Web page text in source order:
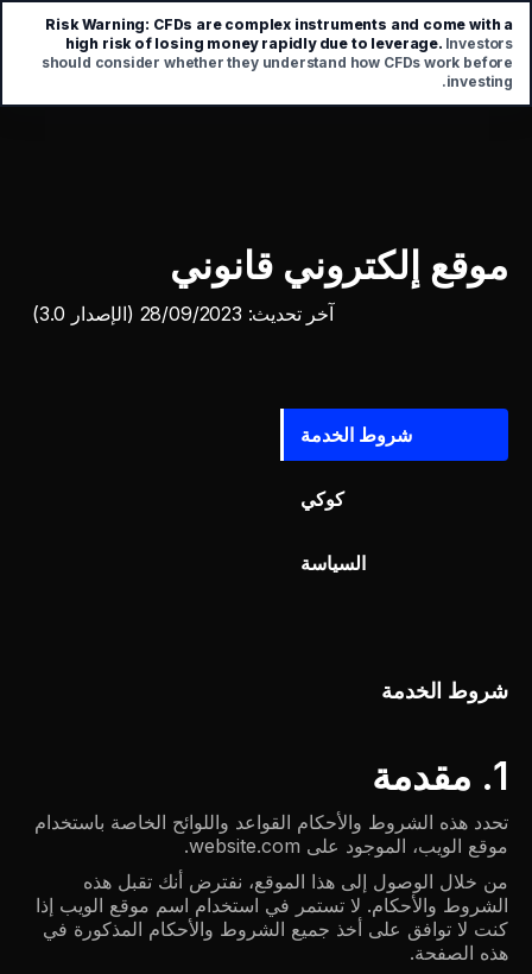
موقع إلكتروني قانوني
آخر تحديث: 28/09/2023 (الإصدار 3.0)
شروط الخدمة
كوكي
السياسة
شروط الخدمة
1. مقدمة
تحدد هذه الشروط والأحكام القواعد واللوائح الخاصة باستخدام
موقع الويب، الموجود على website.com.
من خلال الوصول إلى هذا الموقع، نفترض أنك تقبل هذه
الشروط والأحكام. لا تستمر في استخدام اسم موقع الويب إذا
كنت لا توافق على أخذ جميع الشروط والأحكام المذكورة في
هذه الصفحة.
Risk Warning: CFDs are complex instruments and come with a
high risk of losing money rapidly due to leverage. Investors
should consider whether they understand how CFDs work before
investing.